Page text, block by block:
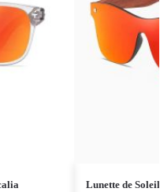
Lunette de